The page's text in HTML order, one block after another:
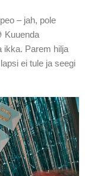
– jah, pole
Kuuenda
ikka. Parem hilja
ei tule ja seegi